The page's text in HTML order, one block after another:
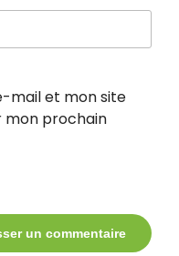
mail et mon site
mon prochain